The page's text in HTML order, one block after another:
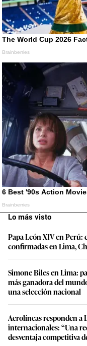
Lo más visto
Papa León XIV en Perú:
confirmadas en Lima,
Simone Biles en Lima:
más ganadora del
una selección nacional
Aerolíneas responden a
internacionales: “Una
desventaja competitiva